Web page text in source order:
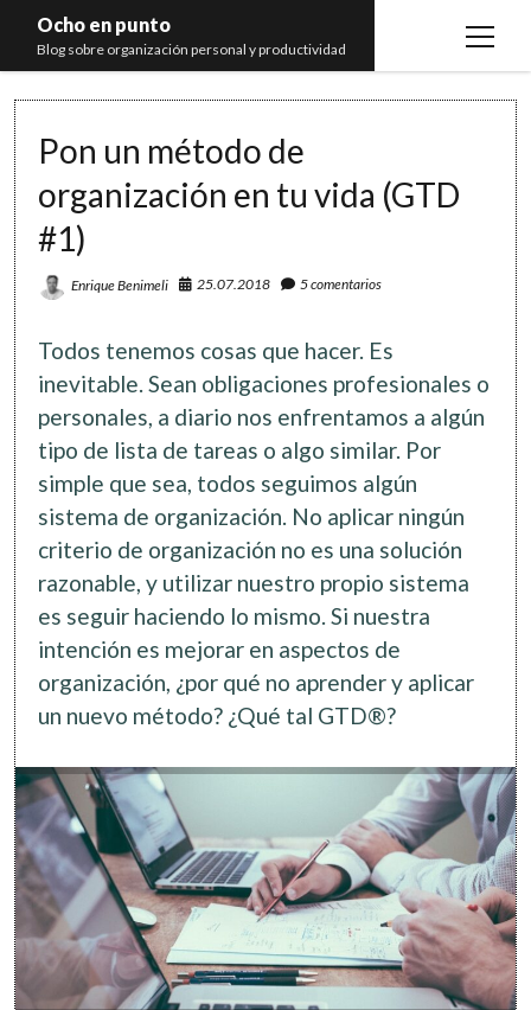
Ocho en punto
Blog sobre organización personal y productividad
open
Libros
Recomendaciones
Pon un método de
organización en tu vida (GTD
#1)
Enrique Benimeli 25.07.2018 5 comentarios
Todos tenemos cosas que hacer. Es
inevitable. Sean obligaciones profesionales o
personales, a diario nos enfrentamos a algún
tipo de lista de tareas o algo similar. Por
simple que sea, todos seguimos algún
sistema de organización. No aplicar ningún
criterio de organización no es una solución
razonable, y utilizar nuestro propio sistema
es seguir haciendo lo mismo. Si nuestra
intención es mejorar en aspectos de
organización, ¿por qué no aprender y aplicar
un nuevo método? ¿Qué tal GTD®?